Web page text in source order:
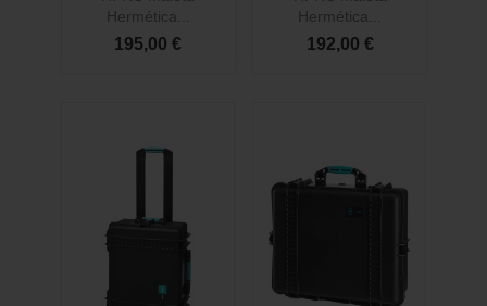
Hermética...
195,00 €
Hermética...
192,00 €